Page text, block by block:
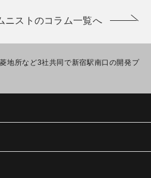
ニストのコラム一覧へ
地所など3社共同で新宿駅南口の開発プ